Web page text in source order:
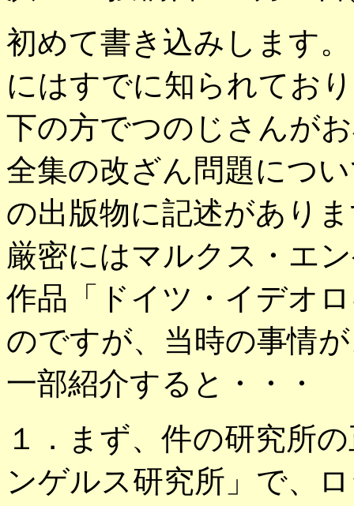
初めて書き込みします
にはすでに知られてお
下の方でつのじさんが
全集の改ざん問題につ
の出版物に記述があり
厳密にはマルクス・エ
作品「ドイツ・イデオ
のですが、当時の事情
一部紹介すると・・・
１．まず、件の研究所
ンゲルス研究所」で、